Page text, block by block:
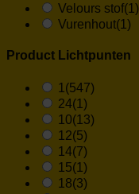
Velours stof(1)
Vurenhout(1)
Product Lichtpunten
1 (547)
24(1)
10(13)
12(5)
14(7)
15(1)
18(3)